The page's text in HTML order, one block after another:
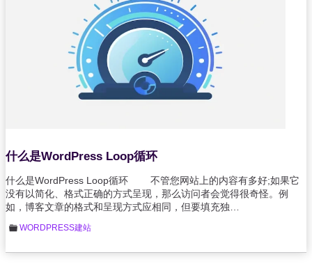
什么是WordPress Loop循环
什么是WordPress Loop循环 不管您网站上的内容有多好;如果它
没有以简化、格式正确的方式呈现，那么访问者会觉得很奇怪。例
如，博客文章的格式和呈现方式应相同，但要填充独…
WORDPRESS建站